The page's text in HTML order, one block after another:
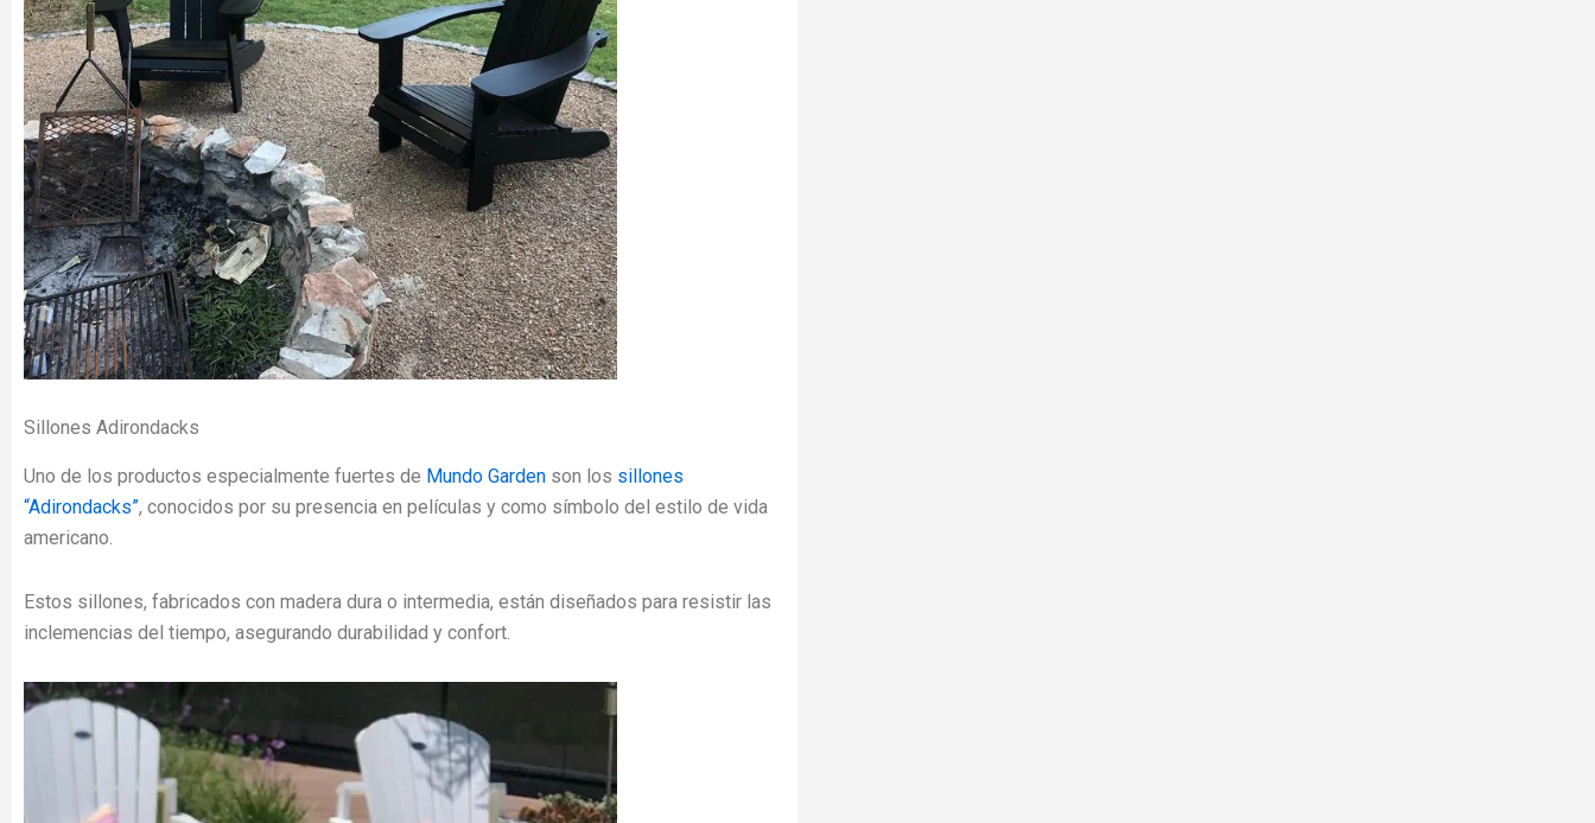
Sillones Adirondacks
Uno de los productos especialmente fuertes de Mundo Garden son los sillones
“Adirondacks”, conocidos por su presencia en películas y como símbolo del estilo de vida
americano.
Estos sillones, fabricados con madera dura o intermedia, están diseñados para resistir las
inclemencias del tiempo, asegurando durabilidad y confort.